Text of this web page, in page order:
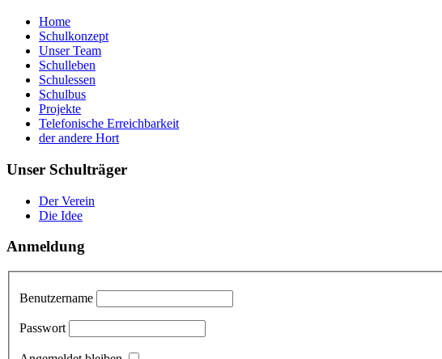
Home
Schulkonzept
Unser Team
Schulleben
Schulessen
Schulbus
Projekte
Telefonische Erreichbarkeit
der andere Hort
Unser Schulträger
Der Verein
Die Idee
Anmeldung
Benutzername
Passwort